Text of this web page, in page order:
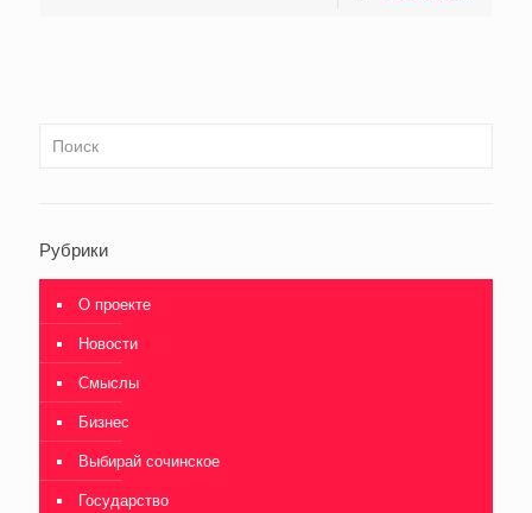
Рубрики
О проекте
Новости
Смыслы
Бизнес
Выбирай сочинское
Государство